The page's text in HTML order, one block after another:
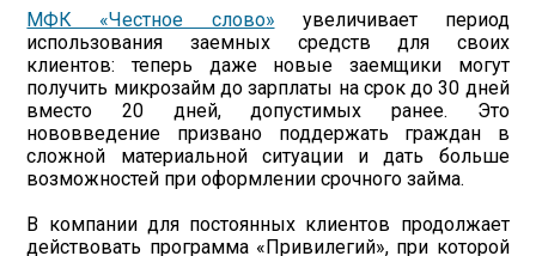
МФК «Честное слово» увеличивает период
использования заемных средств для своих
клиентов: теперь даже новые заемщики могут
получить микрозайм до зарплаты на срок до 30 дней
вместо 20 дней, допустимых ранее. Это
нововведение призвано поддержать граждан в
сложной материальной ситуации и дать больше
возможностей при оформлении срочного займа.
В компании для постоянных клиентов продолжает
действовать программа «Привилегий», при которой